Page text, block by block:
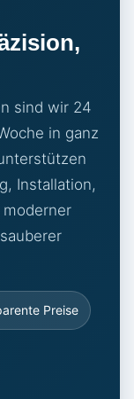
sind wir 24
in ganz
Installation,
Preise